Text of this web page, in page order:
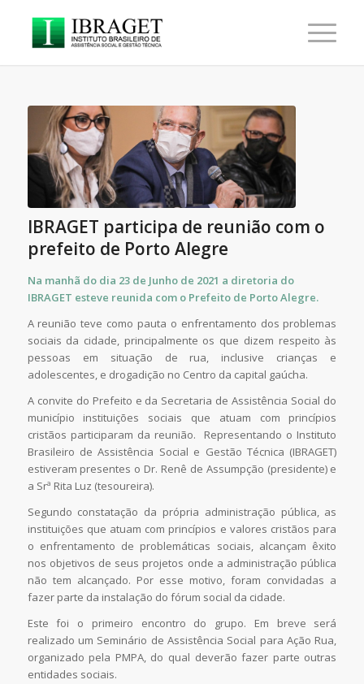
IBRAGET participa de reunião com o
prefeito de Porto Alegre
Na manhã do dia 23 de Junho de 2021 a diretoria do
IBRAGET esteve reunida com o Prefeito de Porto Alegre.
A reunião teve como pauta o enfrentamento dos problemas
sociais da cidade, principalmente os que dizem respeito às
pessoas em situação de rua, inclusive crianças e
adolescentes, e drogadição no Centro da capital gaúcha.
A convite do Prefeito e da Secretaria de Assistência Social do
município instituições sociais que atuam com princípios
cristãos participaram da reunião. Representando o Instituto
Brasileiro de Assistência Social e Gestão Técnica (IBRAGET)
estiveram presentes o Dr. Renê de Assumpção (presidente) e
a Srª Rita Luz (tesoureira).
Segundo constatação da própria administração pública, as
instituições que atuam com princípios e valores cristãos para
o enfrentamento de problemáticas sociais, alcançam êxito
nos objetivos de seus projetos onde a administração pública
não tem alcançado. Por esse motivo, foram convidadas a
fazer parte da instalação do fórum social da cidade.
Este foi o primeiro encontro do grupo. Em breve será
realizado um Seminário de Assistência Social para Ação Rua,
organizado pela PMPA, do qual deverão fazer parte outras
entidades sociais.